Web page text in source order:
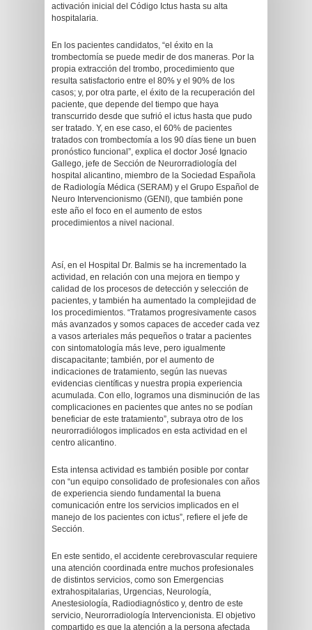
activación inicial del Código Ictus hasta su alta
hospitalaria.
En los pacientes candidatos, “el éxito en la
trombectomía se puede medir de dos maneras. Por la
propia extracción del trombo, procedimiento que
resulta satisfactorio entre el 80% y el 90% de los
casos; y, por otra parte, el éxito de la recuperación del
paciente, que depende del tiempo que haya
transcurrido desde que sufrió el ictus hasta que pudo
ser tratado. Y, en ese caso, el 60% de pacientes
tratados con trombectomía a los 90 días tiene un buen
pronóstico funcional”, explica el doctor José Ignacio
Gallego, jefe de Sección de Neurorradiología del
hospital alicantino, miembro de la Sociedad Española
de Radiología Médica (SERAM) y el Grupo Español de
Neuro Intervencionismo (GENI), que también pone
este año el foco en el aumento de estos
procedimientos a nivel nacional.
Así, en el Hospital Dr. Balmis se ha incrementado la
actividad, en relación con una mejora en tiempo y
calidad de los procesos de detección y selección de
pacientes, y también ha aumentado la complejidad de
los procedimientos. “Tratamos progresivamente casos
más avanzados y somos capaces de acceder cada vez
a vasos arteriales más pequeños o tratar a pacientes
con sintomatología más leve, pero igualmente
discapacitante; también, por el aumento de
indicaciones de tratamiento, según las nuevas
evidencias científicas y nuestra propia experiencia
acumulada. Con ello, logramos una disminución de las
complicaciones en pacientes que antes no se podían
beneficiar de este tratamiento”, subraya otro de los
neurorradiólogos implicados en esta actividad en el
centro alicantino.
Esta intensa actividad es también posible por contar
con “un equipo consolidado de profesionales con años
de experiencia siendo fundamental la buena
comunicación entre los servicios implicados en el
manejo de los pacientes con ictus”, refiere el jefe de
Sección.
En este sentido, el accidente cerebrovascular requiere
una atención coordinada entre muchos profesionales
de distintos servicios, como son Emergencias
extrahospitalarias, Urgencias, Neurología,
Anestesiología, Radiodiagnóstico y, dentro de este
servicio, Neurorradiología Intervencionista. El objetivo
compartido es que la atención a la persona afectada